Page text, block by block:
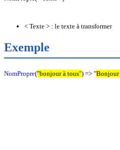
< Texte > : le texte à transformer
Exemple
NomPropre("bonjour à tous") => "Bonjour